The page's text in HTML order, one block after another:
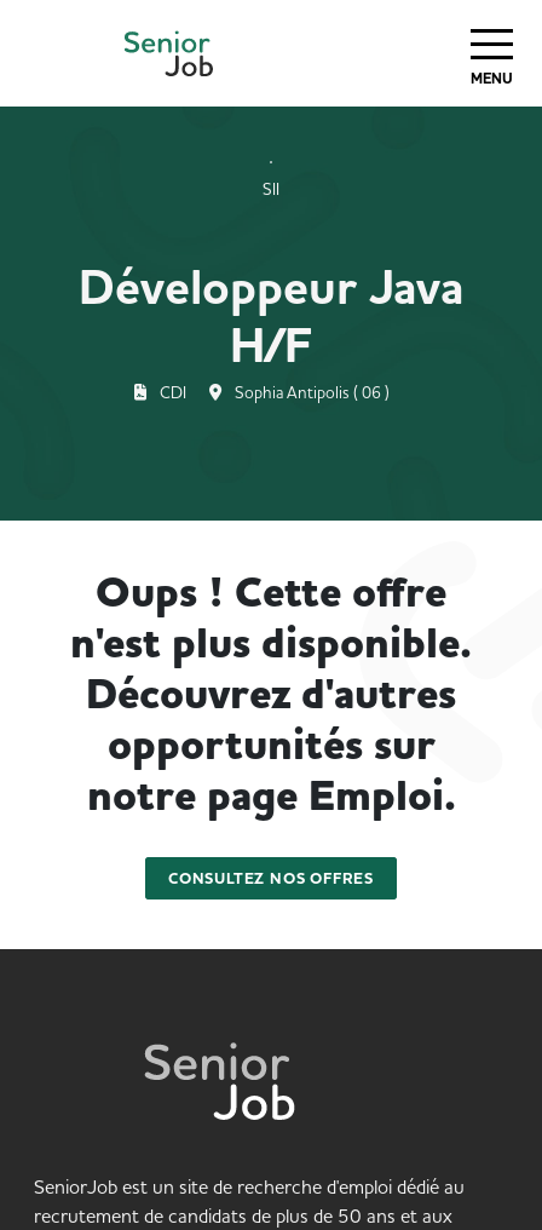
MENU
SII
Développeur Java
H/F
CDI Sophia Antipolis ( 06 )
Oups ! Cette offre
n'est plus disponible.
Découvrez d'autres
opportunités sur
notre page Emploi.
CONSULTEZ NOS OFFRES
SeniorJob est un site de recherche d'emploi dédié au
recrutement de candidats de plus de 50 ans et aux